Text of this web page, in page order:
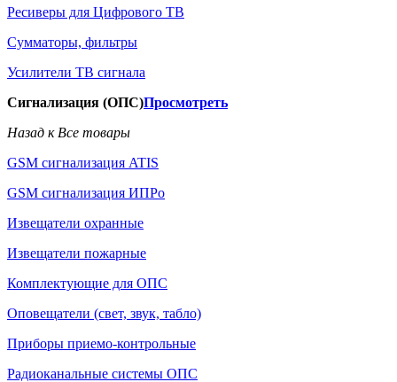
Ресиверы для Цифрового ТВ
Сумматоры, фильтры
Усилители ТВ сигнала
Сигнализация (ОПС)Просмотреть
Назад к Все товары
GSM сигнализация ATIS
GSM сигнализация ИПРо
Извещатели охранные
Извещатели пожарные
Комплектующие для ОПС
Оповещатели (свет, звук, табло)
Приборы приемо-контрольные
Радиоканальные системы ОПС